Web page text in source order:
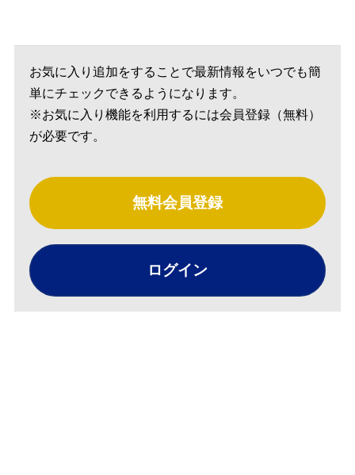
お気に入り追加をすることで最新情報をいつでも簡
単にチェックできるようになります。
※お気に入り機能を利用するには会員登録（無料）
が必要です。
無料会員登録
ログイン